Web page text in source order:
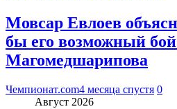
Мовсар Евлоев
бы его возможный
Магомедшарипова
Чемпионат.com4 месяца спустя 0
Август 2026